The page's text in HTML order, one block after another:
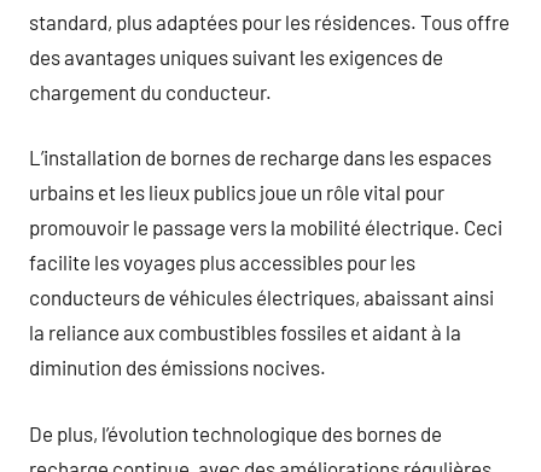
standard, plus adaptées pour les résidences. Tous offre
des avantages uniques suivant les exigences de
chargement du conducteur.
L’installation de bornes de recharge dans les espaces
urbains et les lieux publics joue un rôle vital pour
promouvoir le passage vers la mobilité électrique. Ceci
facilite les voyages plus accessibles pour les
conducteurs de véhicules électriques, abaissant ainsi
la reliance aux combustibles fossiles et aidant à la
diminution des émissions nocives.
De plus, l’évolution technologique des bornes de